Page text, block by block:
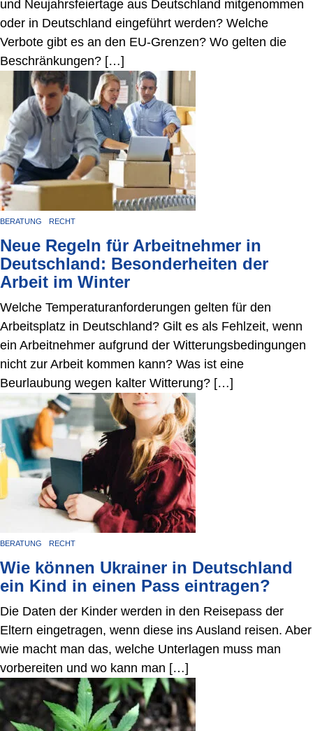
und Neujahrsfeiertage aus Deutschland mitgenommen
oder in Deutschland eingeführt werden? Welche
Verbote gibt es an den EU-Grenzen? Wo gelten die
Beschränkungen? […]
BERATUNG RECHT
Neue Regeln für Arbeitnehmer in
Deutschland: Besonderheiten der
Arbeit im Winter
Welche Temperaturanforderungen gelten für den
Arbeitsplatz in Deutschland? Gilt es als Fehlzeit, wenn
ein Arbeitnehmer aufgrund der Witterungsbedingungen
nicht zur Arbeit kommen kann? Was ist eine
Beurlaubung wegen kalter Witterung? […]
BERATUNG RECHT
Wie können Ukrainer in Deutschland
ein Kind in einen Pass eintragen?
Die Daten der Kinder werden in den Reisepass der
Eltern eingetragen, wenn diese ins Ausland reisen. Aber
wie macht man das, welche Unterlagen muss man
vorbereiten und wo kann man […]